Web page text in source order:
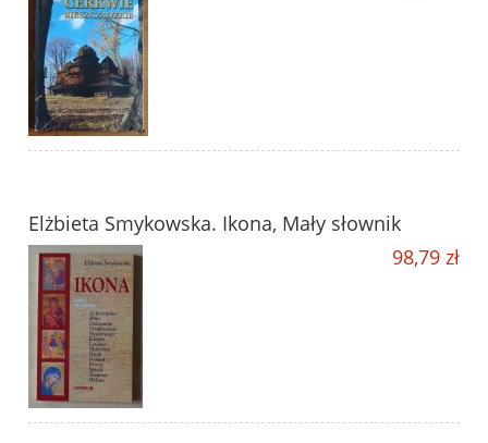
Elżbieta Smykowska. Ikona, Mały słownik
98,79 zł